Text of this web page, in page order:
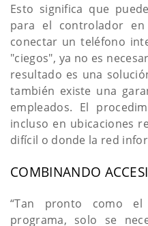
Esto significa que
para el controlador
conectar un teléfono
"ciegos", ya no es
resultado es una
también existe una
empleados. El
incluso en ubicaciones
difícil o donde la red
COMBINANDO
“Tan pronto como
programa, solo se